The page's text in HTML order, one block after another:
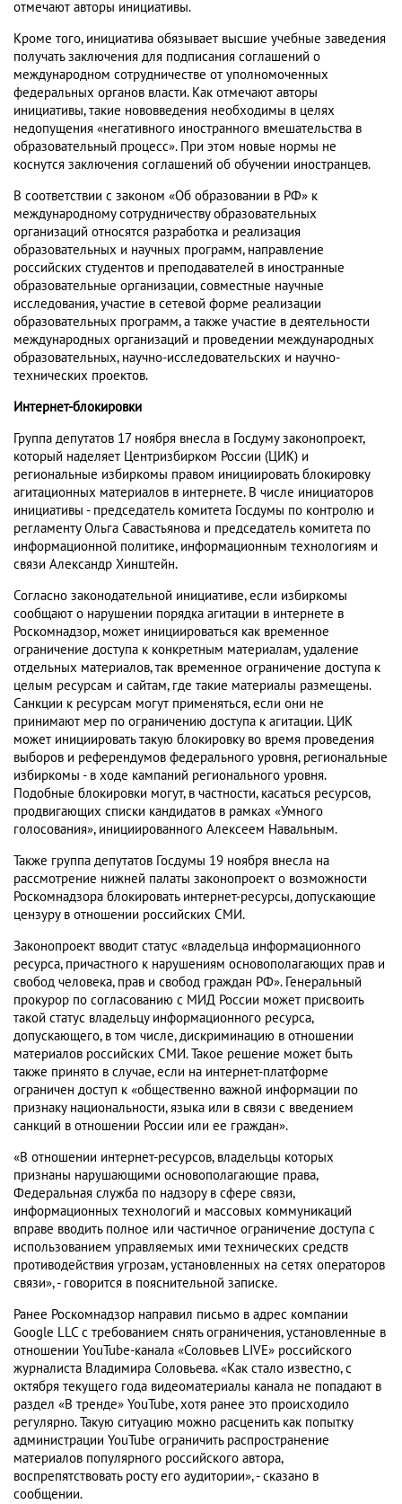
отмечают авторы инициативы.
Кроме того, инициатива обязывает высшие учебные заведения
получать заключения для подписания соглашений о
международном сотрудничестве от уполномоченных
федеральных органов власти. Как отмечают авторы
инициативы, такие нововведения необходимы в целях
недопущения «негативного иностранного вмешательства в
образовательный процесс». При этом новые нормы не
коснутся заключения соглашений об обучении иностранцев.
В соответствии с законом «Об образовании в РФ» к
международному сотрудничеству образовательных
организаций относятся разработка и реализация
образовательных и научных программ, направление
российских студентов и преподавателей в иностранные
образовательные организации, совместные научные
исследования, участие в сетевой форме реализации
образовательных программ, а также участие в деятельности
международных организаций и проведении международных
образовательных, научно-исследовательских и научно-
технических проектов.
Интернет-блокировки
Группа депутатов 17 ноября внесла в Госдуму законопроект,
который наделяет Центризбирком России (ЦИК) и
региональные избиркомы правом инициировать блокировку
агитационных материалов в интернете. В числе инициаторов
инициативы - председатель комитета Госдумы по контролю и
регламенту Ольга Савастьянова и председатель комитета по
информационной политике, информационным технологиям и
связи Александр Хинштейн.
Согласно законодательной инициативе, если избиркомы
сообщают о нарушении порядка агитации в интернете в
Роскомнадзор, может инициироваться как временное
ограничение доступа к конкретным материалам, удаление
отдельных материалов, так временное ограничение доступа к
целым ресурсам и сайтам, где такие материалы размещены.
Санкции к ресурсам могут применяться, если они не
принимают мер по ограничению доступа к агитации. ЦИК
может инициировать такую блокировку во время проведения
выборов и референдумов федерального уровня, региональные
избиркомы - в ходе кампаний регионального уровня.
Подобные блокировки могут, в частности, касаться ресурсов,
продвигающих списки кандидатов в рамках «Умного
голосования», инициированного Алексеем Навальным.
Также группа депутатов Госдумы 19 ноября внесла на
рассмотрение нижней палаты законопроект о возможности
Роскомнадзора блокировать интернет-ресурсы, допускающие
цензуру в отношении российских СМИ.
Законопроект вводит статус «владельца информационного
ресурса, причастного к нарушениям основополагающих прав и
свобод человека, прав и свобод граждан РФ». Генеральный
прокурор по согласованию с МИД России может присвоить
такой статус владельцу информационного ресурса,
допускающего, в том числе, дискриминацию в отношении
материалов российских СМИ. Такое решение может быть
также принято в случае, если на интернет-платформе
ограничен доступ к «общественно важной информации по
признаку национальности, языка или в связи с введением
санкций в отношении России или ее граждан».
«В отношении интернет-ресурсов, владельцы которых
признаны нарушающими основополагающие права,
Федеральная служба по надзору в сфере связи,
информационных технологий и массовых коммуникаций
вправе вводить полное или частичное ограничение доступа с
использованием управляемых ими технических средств
противодействия угрозам, установленных на сетях операторов
связи», - говорится в пояснительной записке.
Ранее Роскомнадзор направил письмо в адрес компании
Google LLC с требованием снять ограничения, установленные в
отношении YouTube-канала «Соловьев LIVE» российского
журналиста Владимира Соловьева. «Как стало известно, с
октября текущего года видеоматериалы канала не попадают в
раздел «В тренде» YouTube, хотя ранее это происходило
регулярно. Такую ситуацию можно расценить как попытку
администрации YouTube ограничить распространение
материалов популярного российского автора,
воспрепятствовать росту его аудитории», - сказано в
сообщении.